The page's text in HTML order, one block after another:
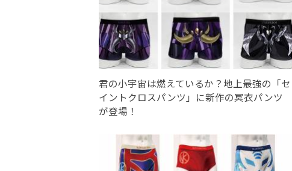
君の小宇宙は燃えているか？地上最強の「セ
イントクロスパンツ」に新作の冥衣パンツ
が登場！